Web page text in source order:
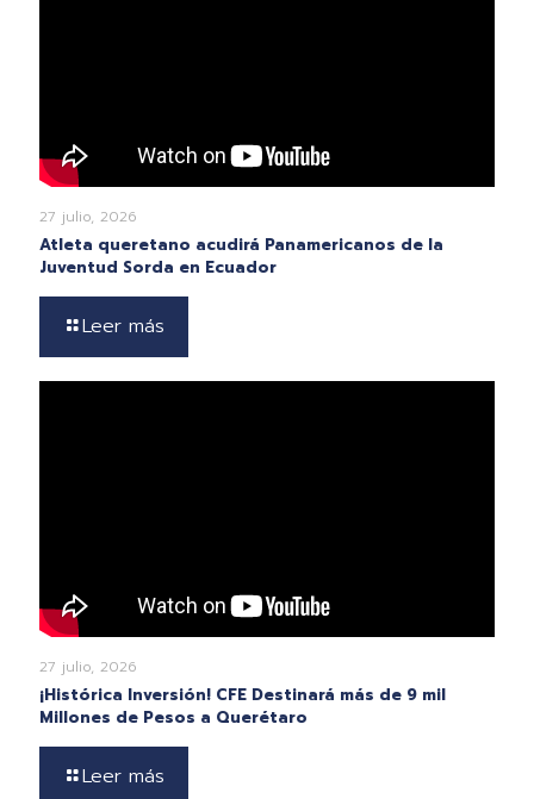
27 julio, 2026
Atleta queretano acudirá Panamericanos de la
Juventud Sorda en Ecuador
Leer más
27 julio, 2026
¡Histórica Inversión! CFE Destinará más de 9 mil
Millones de Pesos a Querétaro
Leer más